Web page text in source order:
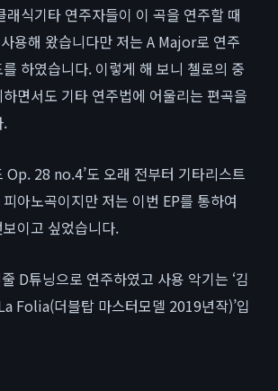
래식기타 연주자들이 이 곡을 연주할 때
용해 왔습니다만 저는 A Major로 연주
하였습니다. 이렇게 해 보니 첼로의 중
면서도 기타 연주법에 어울리는 편곡을
.
Op. 28 no.4’도 오래 전부터 기타리스트
아노곡이지만 저는 이번 EP를 통하여
이고 싶었습니다.
D튜닝으로 연주하였고 사용 악기는 ‘김
Folia(더블탑 마스터모델 2019년작)’입